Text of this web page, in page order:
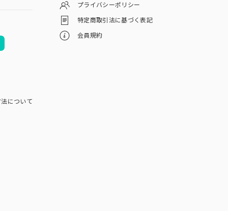
について
プライバシーポリシー
特定商取引法に基づく表記
会員規約